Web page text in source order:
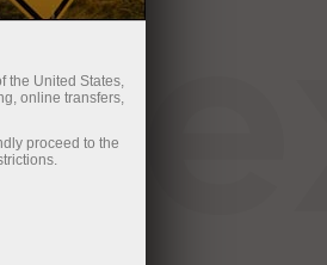
the United States,
online transfers,
proceed to the